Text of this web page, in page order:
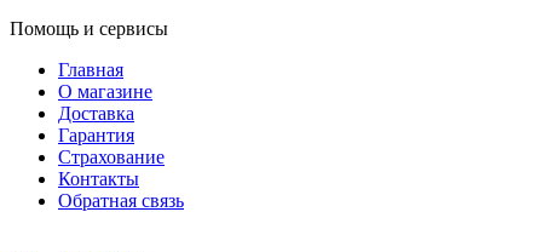
Помощь и сервисы
Главная
О магазине
Доставка
Гарантия
Страхование
Контакты
Обратная связь